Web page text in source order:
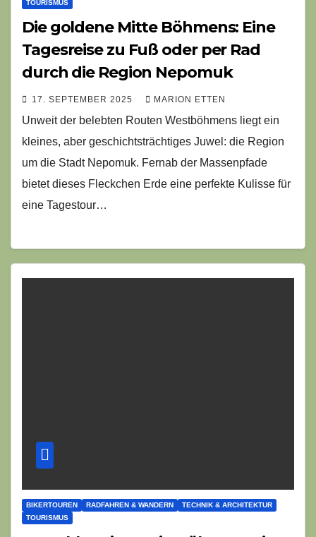
TOURISMUS
Die goldene Mitte Böhmens: Eine
Tagesreise zu Fuß oder per Rad
durch die Region Nepomuk
17. SEPTEMBER 2025 MARION ETTEN
Unweit der belebten Routen Westböhmens liegt ein
kleines, aber geschichtsträchtiges Juwel: die Region
um die Stadt Nepomuk. Fernab der Massenpfade
bietet dieses Fleckchen Erde eine perfekte Kulisse für
eine Tagestour…
BIKERTOUREN RADFAHREN & WANDERN
TECHNIK & ARCHITEKTUR
TOURISMUS